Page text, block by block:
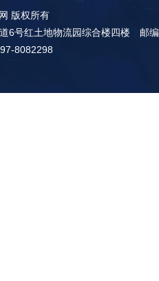
版权所有
6号红土地物流园综合楼四楼 邮
8082298